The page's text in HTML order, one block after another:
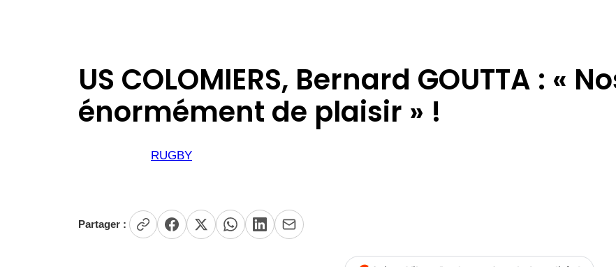
US COLOMIERS, Bernard GOUTTA : «
énormément de plaisir » !
RUGBY
Partager :